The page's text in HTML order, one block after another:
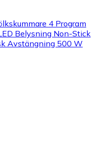
4 Program
Belysning Non-Stick
Avstängning 500 W